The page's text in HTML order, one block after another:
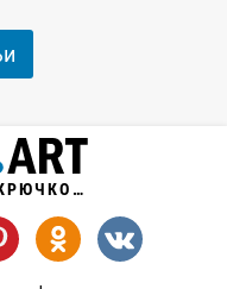
СХЕМЫ ВЯЗАНИЯ КРЮЧКОМ